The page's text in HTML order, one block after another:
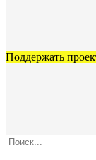
Поддержать